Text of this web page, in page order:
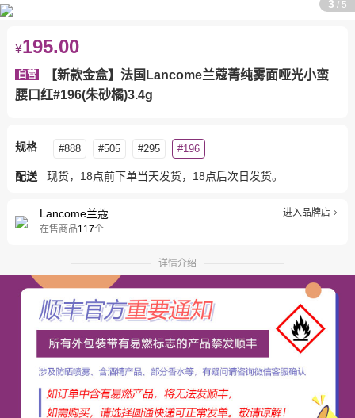
3 / 5
¥195.00
自营
【新款金盒】法国Lancome兰蔻菁纯雾面哑光小蛮
腰口红#196(朱砂橘)3.4g
规格 #888 #505 #295 #196
配送 现货，18点前下单当天发货，18点后次日发货。
Lancome兰蔻
在售商品117个
进入品牌店
详情介绍